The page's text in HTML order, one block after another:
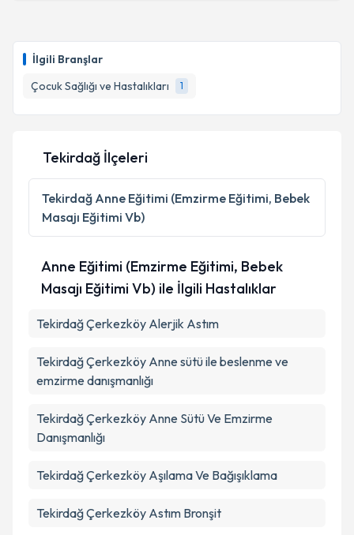
İlgili Branşlar
Çocuk Sağlığı ve Hastalıkları
1
Tekirdağ İlçeleri
Tekirdağ Anne Eğitimi (Emzirme Eğitimi, Bebek
Masajı Eğitimi Vb)
Anne Eğitimi (Emzirme Eğitimi, Bebek
Masajı Eğitimi Vb) ile İlgili Hastalıklar
Tekirdağ Çerkezköy Alerjik Astım
Tekirdağ Çerkezköy Anne sütü ile beslenme ve
emzirme danışmanlığı
Tekirdağ Çerkezköy Anne Sütü Ve Emzirme
Danışmanlığı
Tekirdağ Çerkezköy Aşılama Ve Bağışıklama
Tekirdağ Çerkezköy Astım Bronşit